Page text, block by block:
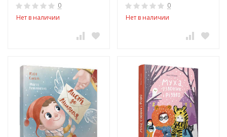
0
Нет в наличии
0
Нет в наличии